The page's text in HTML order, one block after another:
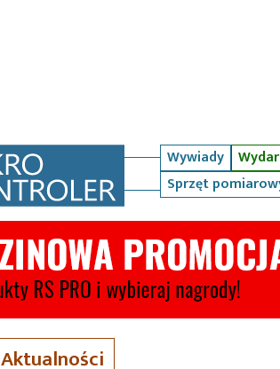
Wywiady
Sprzęt
Aktualności